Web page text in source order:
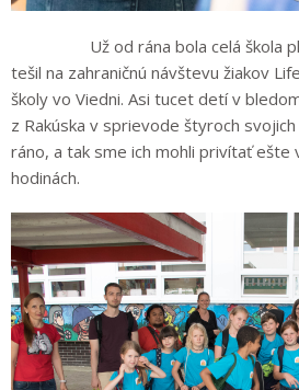
Už od rána bola celá škola plná
tešil na zahraničnú návštevu žiakov
školy vo Viedni. Asi tucet detí v
z Rakúska v sprievode štyroch
ráno, a tak sme ich mohli privítať ešte
hodinách.